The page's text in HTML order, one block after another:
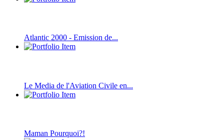
Atlantic 2000 - Emission de...
Le Media de l'Aviation Civile en...
Maman Pourquoi?!